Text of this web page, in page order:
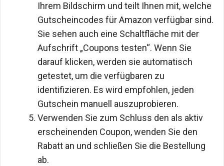
Ihrem Bildschirm und teilt Ihnen mit, welche
Gutscheincodes für Amazon verfügbar sind.
Sie sehen auch eine Schaltfläche mit der
Aufschrift „Coupons testen“. Wenn Sie
darauf klicken, werden sie automatisch
getestet, um die verfügbaren zu
identifizieren. Es wird empfohlen, jeden
Gutschein manuell auszuprobieren.
Verwenden Sie zum Schluss den als aktiv
erscheinenden Coupon, wenden Sie den
Rabatt an und schließen Sie die Bestellung
ab.